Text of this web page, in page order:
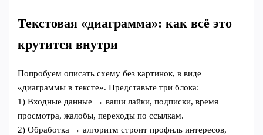
Текстовая «диаграмма»: как всё это
крутится внутри
Попробуем описать схему без картинок, в виде
«диаграммы в тексте». Представьте три блока:
1) Входные данные → ваши лайки, подписки, время
просмотра, жалобы, переходы по ссылкам.
2) Обработка → алгоритм строит профиль интересов,